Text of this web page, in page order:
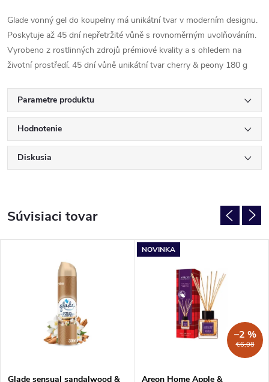
Glade vonný gel do koupelny má unikátní tvar v moderním designu.
Poskytuje až 45 dní nepřetržité vůně s rovnoměrným uvolňováním.
Vyrobeno z rostlinných zdrojů prémiové kvality a s ohledem na
životní prostředí. 45 dní vůně unikátní tvar cherry & peony 180 g
Parametre produktu
Hodnotenie
Diskusia
Súvisiaci tovar
Glade sensual sandalwood &
NOVINKA
€6,08
–2 %
Areon Home Apple &